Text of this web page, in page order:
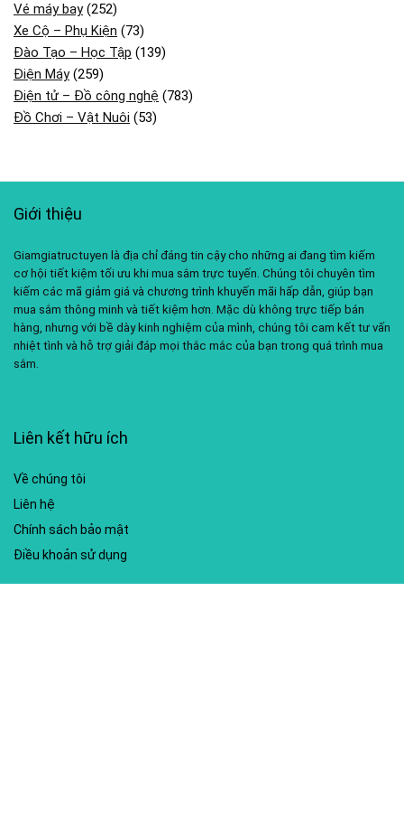
Vé máy bay(252)
Xe Cộ – Phụ Kiện (73)
Đào Tạo – Học Tập (139)
Điện Máy(259)
Điện tử – Đồ công nghệ (783)
Đồ Chơi – Vật Nuôi (53)
Giới thiệu
Giamgiatructuyen là địa chỉ đáng tin cậy cho những ai đang tìm kiếm
cơ hội tiết kiệm tối ưu khi mua sắm trực tuyến. Chúng tôi chuyên tìm
kiếm các mã giảm giá và chương trình khuyến mãi hấp dẫn, giúp bạn
mua sắm thông minh và tiết kiệm hơn. Mặc dù không trực tiếp bán
hàng, nhưng với bề dày kinh nghiệm của mình, chúng tôi cam kết tư vấn
nhiệt tình và hỗ trợ giải đáp mọi thắc mắc của bạn trong quá trình mua
sắm.
Liên kết hữu ích
Về chúng tôi
Liên hệ
Chính sách bảo mật
Điều khoản sử dụng